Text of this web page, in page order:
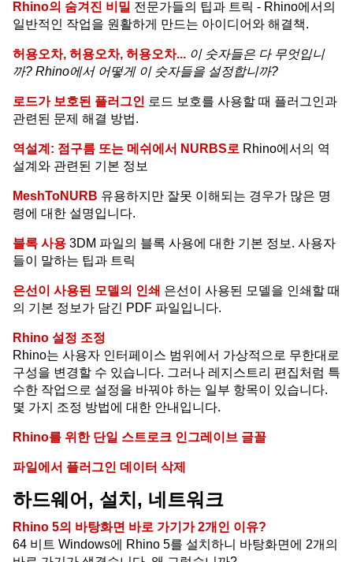
Rhino의 숨겨진 비밀 전문가들의 팁과 트릭 - Rhino에서의
일반적인 작업을 원활하게 만드는 아이디어와 해결책.
허용오차, 허용오차, 허용오차... 이 숫자들은 다 무엇입니
까? Rhino에서 어떻게 이 숫자들을 설정합니까?
로드가 보호된 플러그인 로드 보호를 사용할 때 플러그인과
관련된 문제 해결 방법.
역설계: 점구름 또는 메쉬에서 NURBS로 Rhino에서의 역
설계와 관련된 기본 정보
MeshToNURB 유용하지만 잘못 이해되는 경우가 많은 명
령에 대한 설명입니다.
블록 사용 3DM 파일의 블록 사용에 대한 기본 정보. 사용자
들이 말하는 팁과 트릭
은선이 사용된 모델의 인쇄 은선이 사용된 모델을 인쇄할 때
의 기본 정보가 담긴 PDF 파일입니다.
Rhino 설정 조정
Rhino는 사용자 인터페이스 범위에서 가상적으로 무한대로
구성을 변경할 수 있습니다. 그러나 레지스트리 편집처럼 특
수한 작업으로 설정을 바꿔야 하는 일부 항목이 있습니다.
몇 가지 조정 방법에 대한 안내입니다.
Rhino를 위한 단일 스트로크 인그레이브 글꼴
파일에서 플러그인 데이터 삭제
하드웨어, 설치, 네트워크
Rhino 5의 바탕화면 바로 가기가 2개인 이유?
64 비트 Windows에 Rhino 5를 설치하니 바탕화면에 2개의